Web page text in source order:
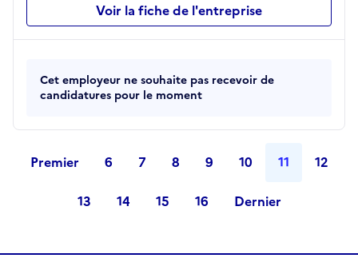
Voir la fiche de l'entreprise
Cet employeur ne souhaite pas recevoir de
candidatures pour le moment
Premier 6 7 8 9 10 11 12
13 14 15 16 Dernier